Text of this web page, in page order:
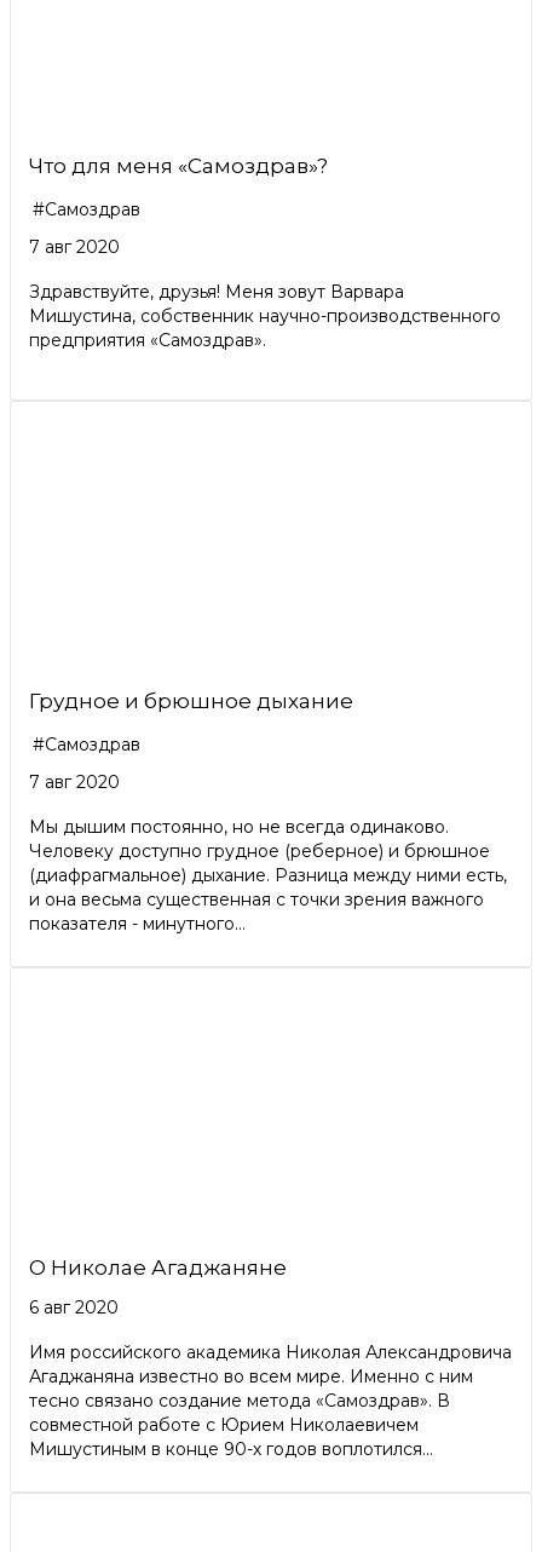
Что для меня «Самоздрав»?
#Самоздрав
7 авг 2020
Здравствуйте, друзья! Меня зовут Варвара
Мишустина, собственник научно-производственного
предприятия «Самоздрав».
Грудное и брюшное дыхание
#Самоздрав
7 авг 2020
Мы дышим постоянно, но не всегда одинаково.
Человеку доступно грудное (реберное) и брюшное
(диафрагмальное) дыхание. Разница между ними есть,
и она весьма существенная с точки зрения важного
показателя - минутного...
О Николае Агаджаняне
6 авг 2020
Имя российского академика Николая Александровича
Агаджаняна известно во всем мире. Именно с ним
тесно связано создание метода «Самоздрав». В
совместной работе с Юрием Николаевичем
Мишустиным в конце 90-х годов воплотился...